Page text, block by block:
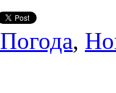
Погода,